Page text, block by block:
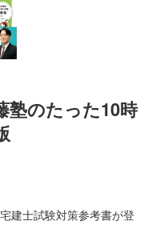
塾のたった10時
建士試験対策参考書が登